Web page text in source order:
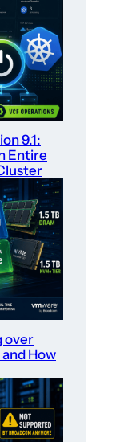
9.1:
Entire
over
How